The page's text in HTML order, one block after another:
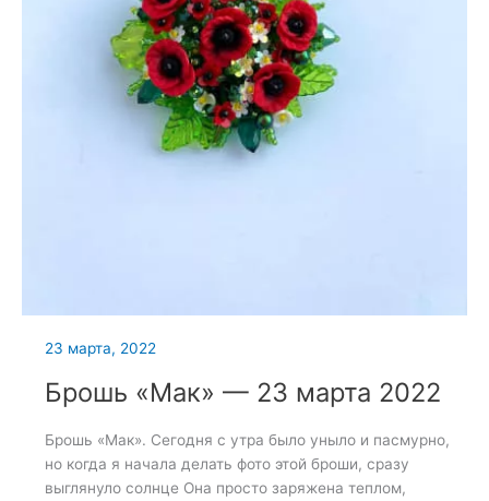
23 марта, 2022
Брошь «Мак» — 23 марта 2022
Брошь «Мак». Сегодня с утра было уныло и пасмурно,
но когда я начала делать фото этой броши, сразу
выглянуло солнце Она просто заряжена теплом,